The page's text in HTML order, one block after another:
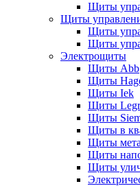
Щиты
Щиты
Щиты
Щиты
Электрощиты
Щиты Abb
Щиты
Щиты Iek
Щиты
Щиты
Щиты в
Щиты
Щиты
Щиты